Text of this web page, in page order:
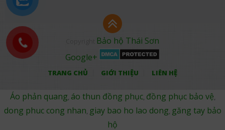
Bảo hộ Thái Sơn
Google+
TRANG CHỦ GIỚI THIỆU LIÊN HỆ
Áo phản quang, áo thun đồng phục, đồng phục bảo vệ,
dong phuc cong nhan, giay bao ho lao dong, găng tay bảo
hộ